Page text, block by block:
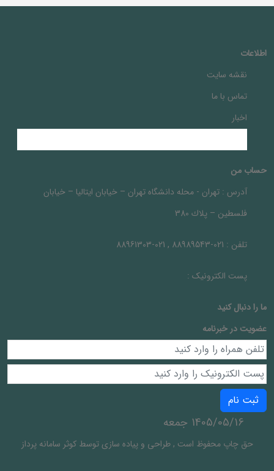
اطلاعات
نقشه سایت
تماس با ما
اخبار
حساب من
آدرس : تهران - محله دانشگاه تهران – خيابان ايتاليا – خيابان
فلسطين – پلاك 380
تلفن : 021-88989543 , 021-88961303
پست الکترونیک :
ما را دنبال کنيد
عضویت در خبرنامه
ثبت نام
1405/05/16 جمعه
حق چاپ محفوظ است ,طراحی و پیاده سازی توسطکوثر سامانه پرداز